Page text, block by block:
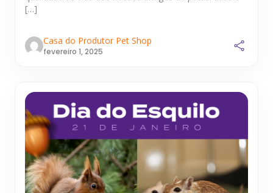
[…]
Casa do Produtor Pet Shop
fevereiro 1, 2025